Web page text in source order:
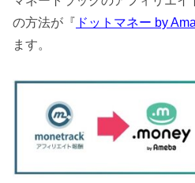
の方法が『 ドットマネー by
ます。